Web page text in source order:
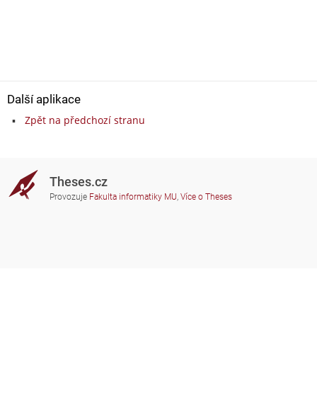
Další aplikace
Zpět na předchozí stranu
Theses.cz
Provozuje Fakulta informatiky MU, Více o Theses